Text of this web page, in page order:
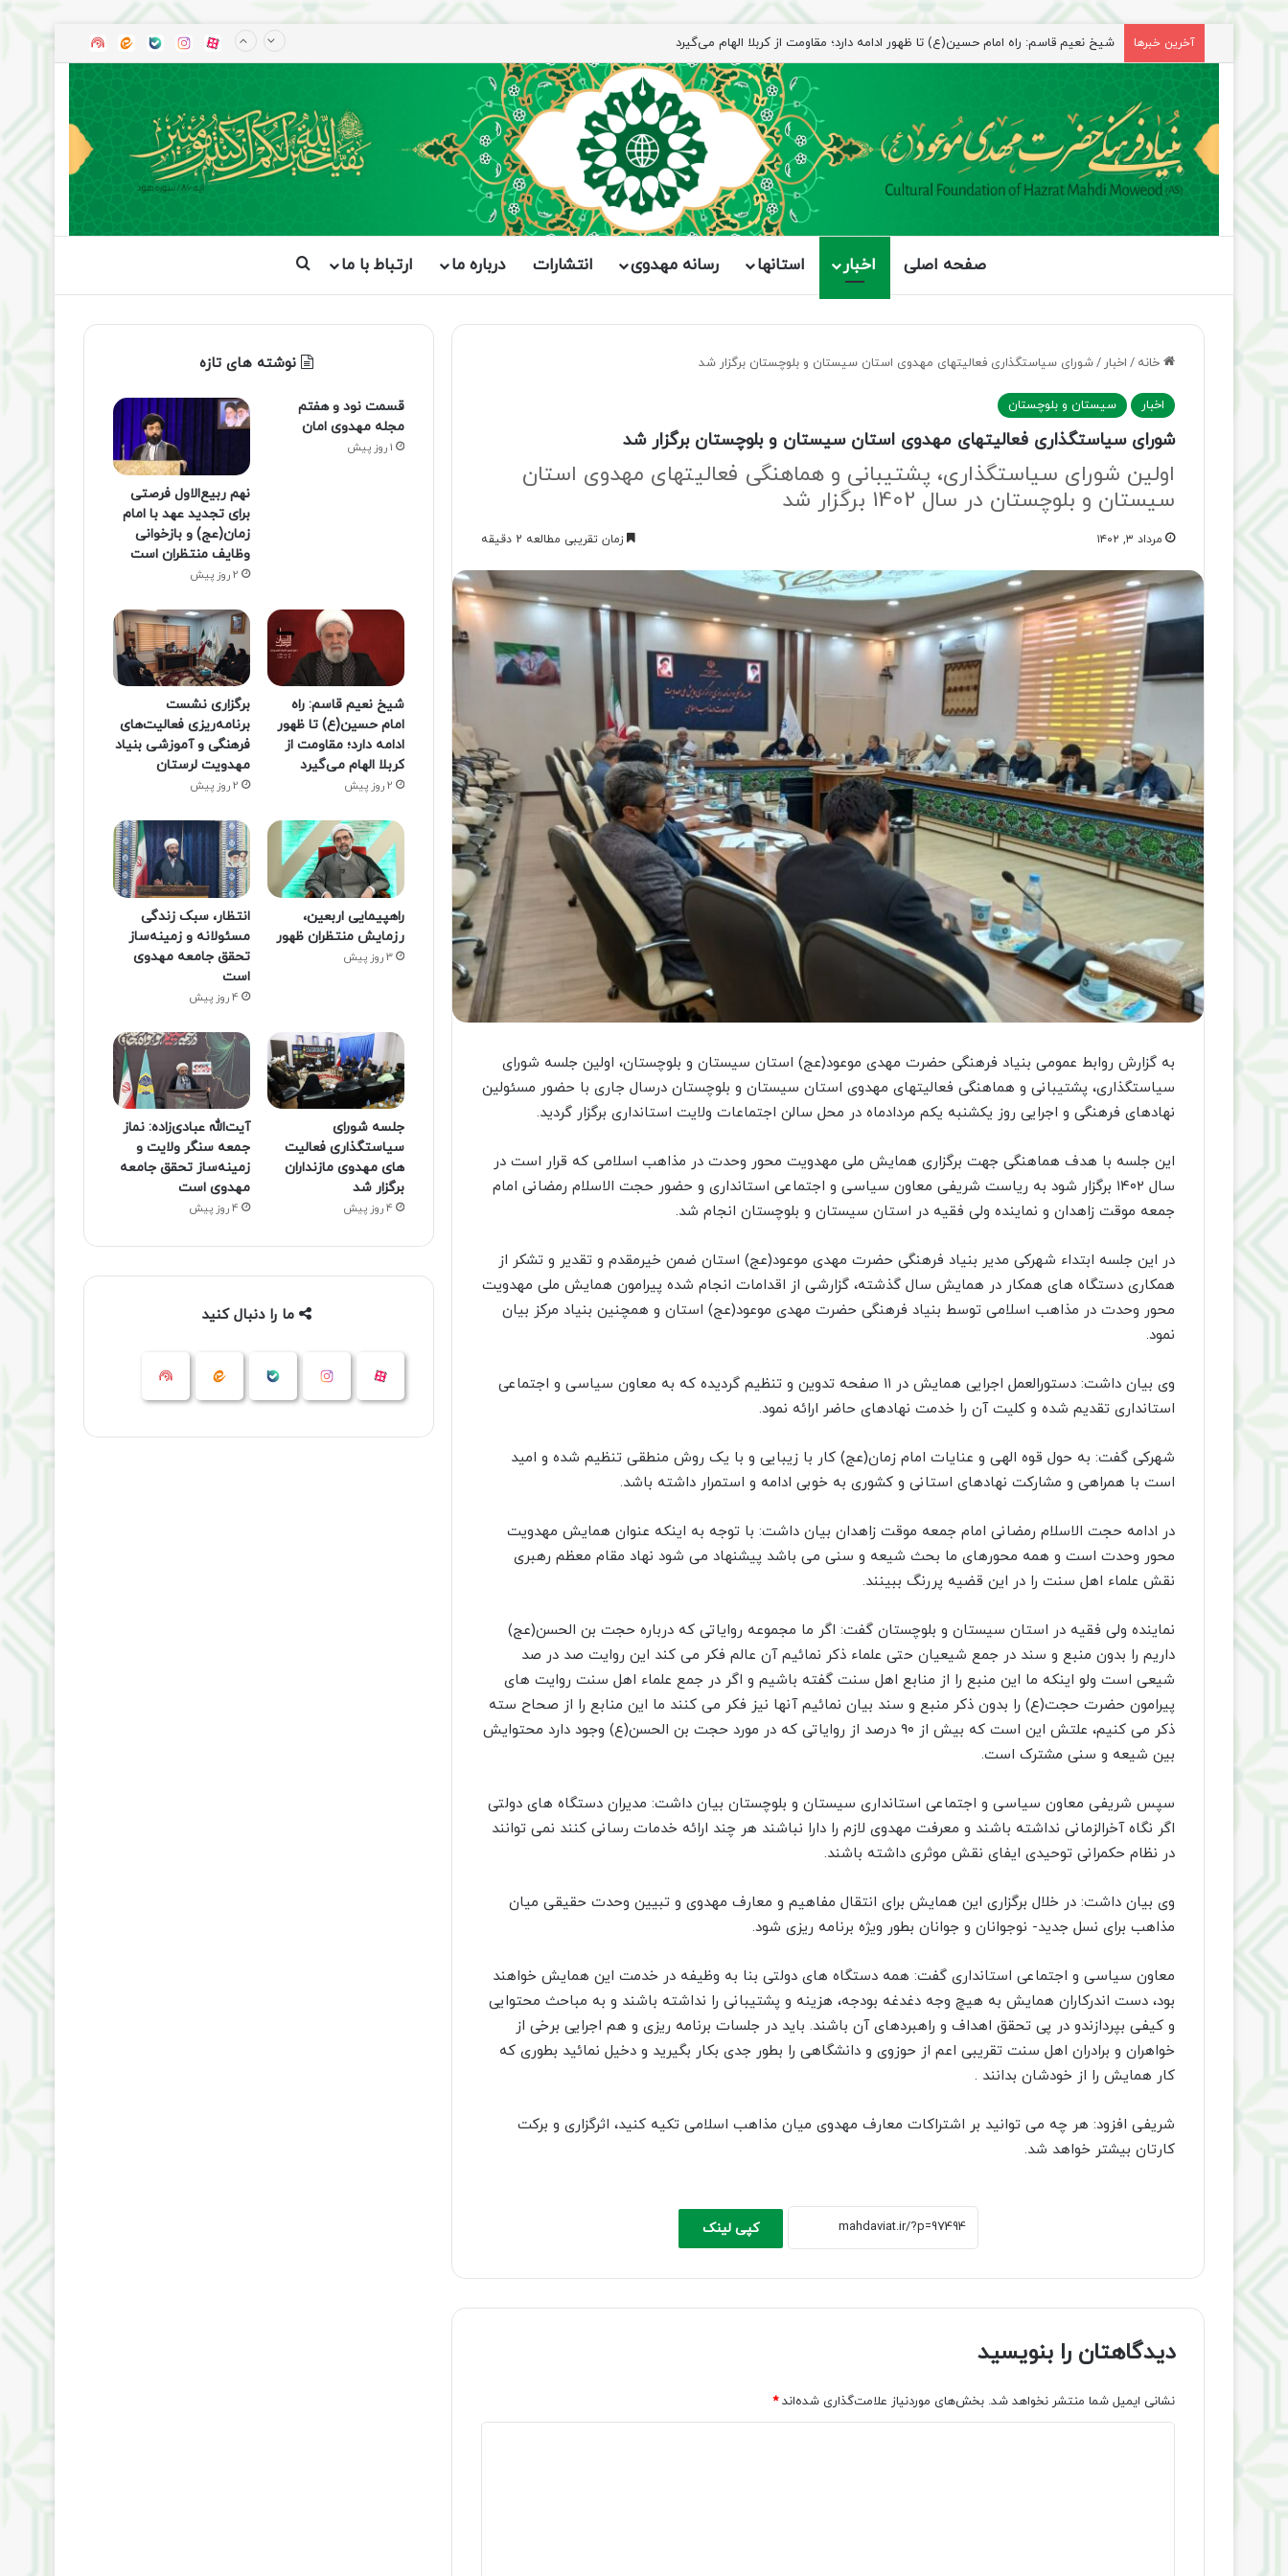
آخرین خبرها راهپیمایی اربعین، رزمایش منتظران ظهور آپاراتاینستاگرام
بله ایتا شنوتو
صفحه اصلی اخبار استانها رسانه مهدوی انتشارات درباره ما ارتباط با ما جستجو برای
خانه / اخبار /شورای سیاستگذاری فعالیتهای مهدوی استان سیستان و بلوچستان برگزار شد
اخبار سیستان و بلوچستان
شورای سیاستگذاری فعالیتهای مهدوی استان سیستان و بلوچستان برگزار شد
اولین شورای سیاستگذاری، پشتیبانی و هماهنگی فعالیتهای مهدوی استان
سیستان و بلوچستان در سال 1402 برگزار شد
مرداد ۳, ۱۴۰۲ زمان تقریبی مطالعه 2 دقیقه
به گزارش روابط عمومی بنیاد فرهنگی حضرت مهدی موعود(عج) استان سیستان و بلوچستان، اولین جلسه شورای
سیاستگذاری، پشتیبانی و هماهنگی فعالیتهای مهدوی استان سیستان و بلوچستان درسال جاری با حضور مسئولین
نهادهای فرهنگی و اجرایی روز یکشنبه یکم مردادماه در محل سالن اجتماعات ولایت استانداری برگزار گردید.
این جلسه با هدف هماهنگی جهت برگزاری همایش ملی مهدویت محور وحدت در مذاهب اسلامی که قرار است در
سال ۱۴۰۲ برگزار شود به ریاست شریفی معاون سیاسی و اجتماعی استانداری و حضور حجت الاسلام رمضانی امام
جمعه موقت زاهدان و نماینده ولی فقیه در استان سیستان و بلوچستان انجام شد.
در این جلسه ابتداء شهرکی مدیر بنیاد فرهنگی حضرت مهدی موعود(عج) استان ضمن خیرمقدم و تقدیر و تشکر از
همکاری دستگاه های همکار در همایش سال گذشته، گزارشی از اقدامات انجام شده پیرامون همایش ملی مهدویت
محور وحدت در مذاهب اسلامی توسط بنیاد فرهنگی حضرت مهدی موعود(عج) استان و همچنین بنیاد مرکز بیان
نمود.
وی بیان داشت: دستورالعمل اجرایی همایش در ۱۱ صفحه تدوین و تنظیم گردیده که به معاون سیاسی و اجتماعی
استانداری تقدیم شده و کلیت آن را خدمت نهادهای حاضر ارائه نمود.
شهرکی گفت: به حول قوه الهی و عنایات امام زمان(عج) کار با زیبایی و با یک روش منطقی تنظیم شده و امید
است با همراهی و مشارکت نهادهای استانی و کشوری به خوبی ادامه و استمرار داشته باشد.
در ادامه حجت الاسلام رمضانی امام جمعه موقت زاهدان بیان داشت: با توجه به اینکه عنوان همایش مهدویت
محور وحدت است و همه محورهای ما بحث شیعه و سنی می باشد پیشنهاد می شود نهاد مقام معظم رهبری
نقش علماء اهل سنت را در این قضیه پررنگ ببینند.
نماینده ولی فقیه در استان سیستان و بلوچستان گفت: اگر ما مجموعه روایاتی که درباره حجت بن الحسن(عج)
داریم را بدون منبع و سند در جمع شیعیان حتی علماء ذکر نمائیم آن عالم فکر می کند این روایت صد در صد
شیعی است ولو اینکه ما این منبع را از منابع اهل سنت گفته باشیم و اگر در جمع علماء اهل سنت روایت های
پیرامون حضرت حجت(ع) را بدون ذکر منبع و سند بیان نمائیم آنها نیز فکر می کنند ما این منابع را از صحاح سته
ذکر می کنیم، علتش این است که بیش از ۹۰ درصد از روایاتی که در مورد حجت بن الحسن(ع) وجود دارد محتوایش
بین شیعه و سنی مشترک است.
سپس شریفی معاون سیاسی و اجتماعی استانداری سیستان و بلوچستان بیان داشت: مدیران دستگاه های دولتی
اگر نگاه آخرالزمانی نداشته باشند و معرفت مهدوی لازم را دارا نباشند هر چند ارائه خدمات رسانی کنند نمی توانند
در نظام حکمرانی توحیدی ایفای نقش موثری داشته باشند.
وی بیان داشت: در خلال برگزاری این همایش برای انتقال مفاهیم و معارف مهدوی و تبیین وحدت حقیقی میان
مذاهب برای نسل جدید- نوجوانان و جوانان بطور ویژه برنامه ریزی شود.
معاون سیاسی و اجتماعی استانداری گفت: همه دستگاه های دولتی بنا به وظیفه در خدمت این همایش خواهند
بود، دست اندرکاران همایش به هیچ وجه دغدغه بودجه، هزینه و پشتیبانی را نداشته باشند و به مباحث محتوایی
و کیفی بپردازندو در پی تحقق اهداف و راهبردهای آن باشند. باید در جلسات برنامه ریزی و هم اجرایی برخی از
خواهران و برادران اهل سنت تقریبی اعم از حوزوی و دانشگاهی را بطور جدی بکار بگیرید و دخیل نمائید بطوری که
کار همایش را از خودشان بدانند .
شریفی افزود: هر چه می توانید بر اشتراکات معارف مهدوی میان مذاهب اسلامی تکیه کنید، اثرگزاری و برکت
کارتان بیشتر خواهد شد.
کپی لینک
دیدگاهتان را بنویسید
نشانی ایمیل شما منتشر نخواهد شد. بخش‌های موردنیاز علامت‌گذاری شده‌اند*
نوشته های تازه
قسمت نود و هفتم
مجله مهدوی امان
1 روز پیش
نهم ربیع‌الاول فرصتی
برای تجدید عهد با امام
زمان(عج) و بازخوانی
وظایف منتظران است
2 روز پیش
شیخ نعیم قاسم: راه
امام حسین(ع) تا ظهور
ادامه دارد؛ مقاومت از
کربلا الهام می‌گیرد
2 روز پیش
برگزاری نشست
برنامه‌ریزی فعالیت‌های
فرهنگی و آموزشی بنیاد
مهدویت لرستان
2 روز پیش
راهپیمایی اربعین،
رزمایش منتظران ظهور
3 روز پیش
انتظار، سبک زندگی
مسئولانه و زمینه‌ساز
تحقق جامعه مهدوی
است
4 روز پیش
جلسه شورای
سیاستگذاری فعالیت
های مهدوی مازنداران
برگزار شد
4 روز پیش
آیت‌الله عبادی‌زاده: نماز
جمعه سنگر ولایت و
زمینه‌ساز تحقق جامعه
مهدوی است
4 روز پیش
ما را دنبال کنید
آپارات اینستاگرام ایتا